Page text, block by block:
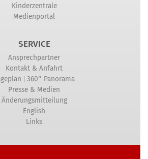
Kinderzentrale
Medienportal
SERVICE
Ansprechpartner
Kontakt & Anfahrt
| 360° Panorama
Presse & Medien
Änderungsmitteilung
English
Links